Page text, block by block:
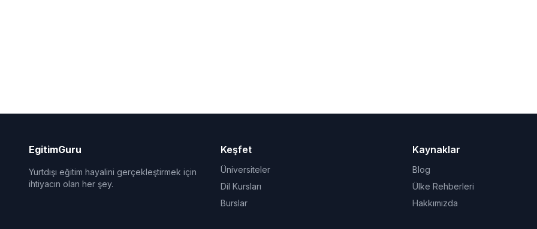
EgitimGuru
Yurtdışı eğitim hayalini gerçekleştirmek için
ihtiyacın olan her şey.
Keşfet
Üniversiteler
Dil Kursları
Burslar
Kaynaklar
Blog
Ülke Rehberleri
Hakkımızda